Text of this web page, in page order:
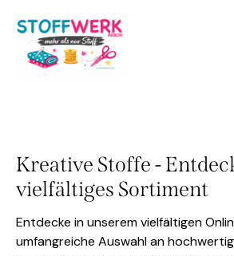
Kreative Stoffe -
vielfältiges Sortiment
Entdecke in unserem vielfältigen
umfangreiche Auswahl an